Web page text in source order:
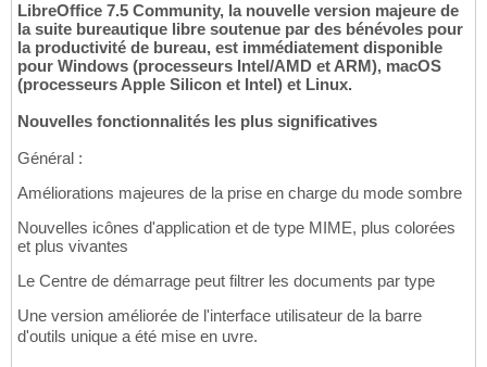
LibreOffice 7.5 Community, la nouvelle version majeure de
la suite bureautique libre soutenue par des bénévoles pour
la productivité de bureau, est immédiatement disponible
pour Windows (processeurs Intel/AMD et ARM), macOS
(processeurs Apple Silicon et Intel) et Linux.
Nouvelles fonctionnalités les plus significatives
Général :
Améliorations majeures de la prise en charge du mode sombre
Nouvelles icônes d'application et de type MIME, plus colorées
et plus vivantes
Le Centre de démarrage peut filtrer les documents par type
Une version améliorée de l'interface utilisateur de la barre
d'outils unique a été mise en uvre.